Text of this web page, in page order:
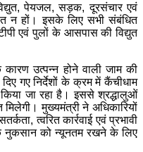
पेयजल, सड़क, दूरसंचार एवं
न हों। इसके लिए सभी संबंधित
एवं पुलों के आसपास की विद्युत
उत्पन्न होने वाली जाम की
गए निर्देशों के क्रम में कैंचीधाम
जा रहा है। इससे श्रद्धालुओं
मिलेगी। मुख्यमंत्री ने अधिकारियों
त्वरित कार्रवाई एवं प्रभावी
नुकसान को न्यूनतम रखने के लिए